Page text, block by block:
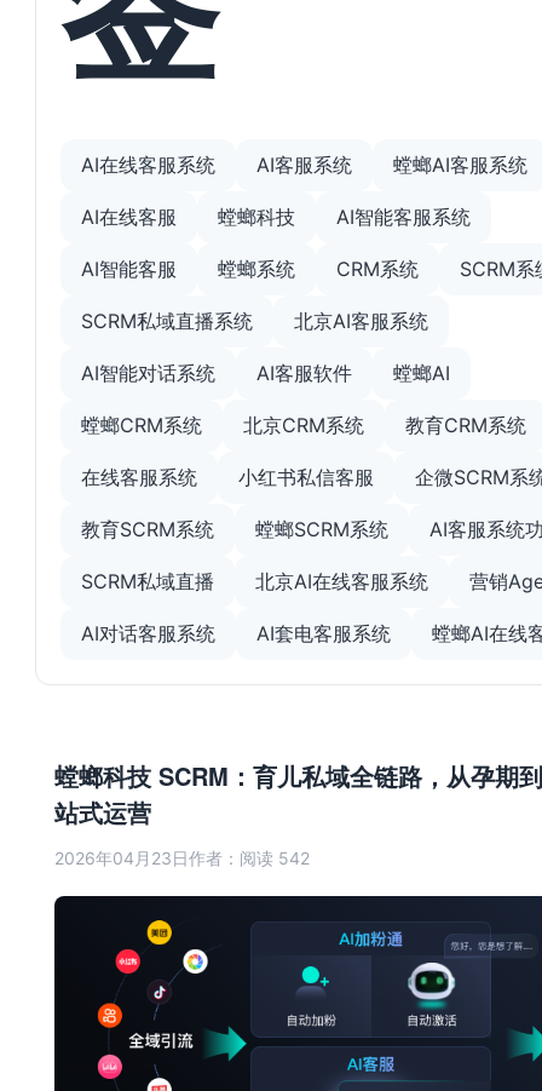
螳螂科技 SCRM：育儿私域全链路，从孕期
站式运营
2026年04月23日作者： 阅读 542
AI在线客服系统 AI客服系统 螳螂AI客服系统
AI在线客服 螳螂科技 AI智能客服系统
AI智能客服 螳螂系统 CRM系统 SCRM系
SCRM私域直播系统 北京AI客服系统
AI智能对话系统 AI客服软件 螳螂AI
螳螂CRM系统 北京CRM系统 教育CRM系统
在线客服系统 小红书私信客服 企微SCRM系
教育SCRM系统 螳螂SCRM系统 AI客服系统
SCRM私域直播 北京AI在线客服系统 营销
AI对话客服系统 AI套电客服系统 螳螂AI在线